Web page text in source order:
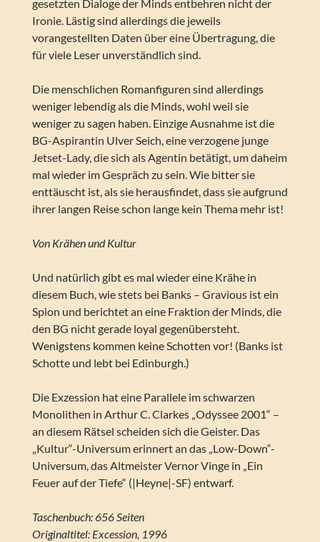
gesetzten Dialoge der Minds entbehren nicht der
Ironie. Lästig sind allerdings die jeweils
vorangestellten Daten über eine Übertragung, die
für viele Leser unverständlich sind.
Die menschlichen Romanfiguren sind allerdings
weniger lebendig als die Minds, wohl weil sie
weniger zu sagen haben. Einzige Ausnahme ist die
BG-Aspirantin Ulver Seich, eine verzogene junge
Jetset-Lady, die sich als Agentin betätigt, um daheim
mal wieder im Gespräch zu sein. Wie bitter sie
enttäuscht ist, als sie herausfindet, dass sie aufgrund
ihrer langen Reise schon lange kein Thema mehr ist!
Von Krähen und Kultur
Und natürlich gibt es mal wieder eine Krähe in
diesem Buch, wie stets bei Banks – Gravious ist ein
Spion und berichtet an eine Fraktion der Minds, die
den BG nicht gerade loyal gegenübersteht.
Wenigstens kommen keine Schotten vor! (Banks ist
Schotte und lebt bei Edinburgh.)
Die Exzession hat eine Parallele im schwarzen
Monolithen in Arthur C. Clarkes „Odyssee 2001“ –
an diesem Rätsel scheiden sich die Geister. Das
„Kultur“-Universum erinnert an das „Low-Down“-
Universum, das Altmeister Vernor Vinge in „Ein
Feuer auf der Tiefe“ (|Heyne|-SF) entwarf.
Taschenbuch: 656 Seiten
Originaltitel: Excession, 1996